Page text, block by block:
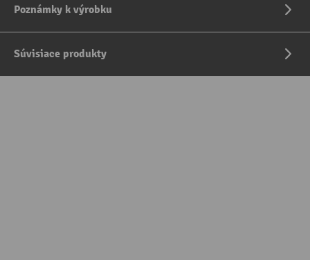
Poznámky k výrobku
Súvisiace produkty